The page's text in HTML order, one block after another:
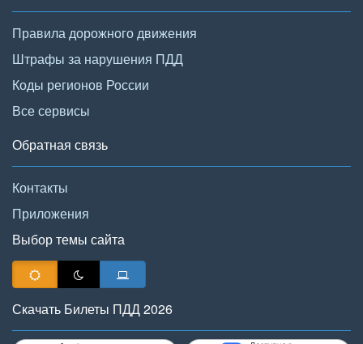
Правила дорожного движения
Штрафы за нарушения ПДД
Коды регионов России
Все сервисы
Обратная связь
Контакты
Приложения
Выбор темы сайта
Скачать Билеты ПДД 2026